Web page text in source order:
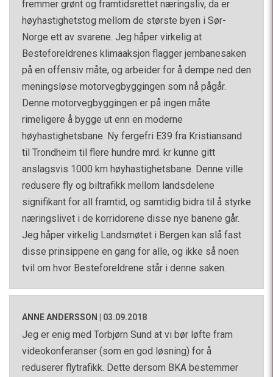
fremmer grønt og framtidsrettet næringsliv, da er
høyhastighetstog mellom de største byen i Sør-
Norge ett av svarene. Jeg håper virkelig at
Besteforeldrenes klimaaksjon flagger jernbanesaken
på en offensiv måte, og arbeider for å dempe ned den
meningsløse motorvegbyggingen som nå pågår.
Denne motorvegbyggingen er på ingen måte
rimeligere å bygge ut enn en moderne
høyhastighetsbane. Ny fergefri E39 fra Kristiansand
til Trondheim til flere hundre mrd. kr kunne gitt
anslagsvis 1000 km høyhastighetsbane. Denne ville
redusere fly og biltrafikk mellom landsdelene
signifikant for all framtid, og samtidig bidra til å styrke
næringslivet i de korridorene disse nye banene går.
Jeg håper virkelig Landsmøtet i Bergen kan slå fast
disse prinsippene en gang for alle, og ikke så noen
tvil om hvor Besteforeldrene står i denne saken.
ANNE ANDERSSON 03.09.2018
Jeg er enig med Torbjørn Sund at vi bør løfte fram
videokonferanser (som en god løsning) for å
reduserer flytrafikk. Dette dersom BKA bestemmer